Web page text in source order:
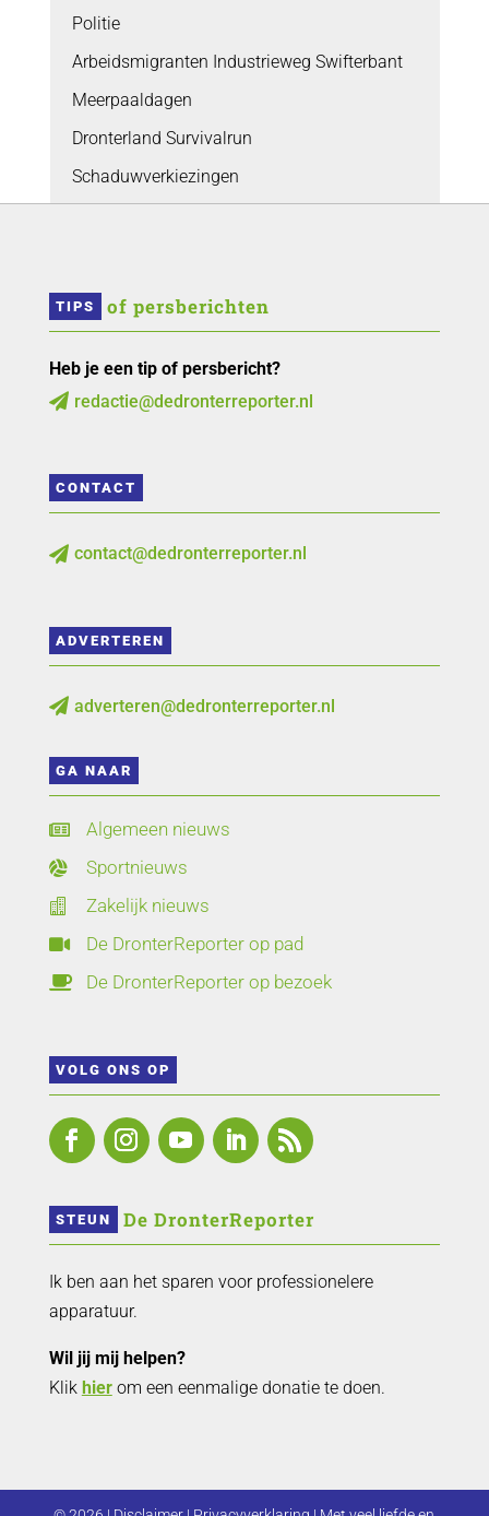
Politie
Arbeidsmigranten Industrieweg Swifterbant
Meerpaaldagen
Dronterland Survivalrun
Schaduwverkiezingen
TIPS of persberichten
Heb je een tip of persbericht?
 redactie@dedronterreporter.nl
CONTACT
 contact@dedronterreporter.nl
ADVERTEREN
 adverteren@dedronterreporter.nl
GA NAAR
 Algemeen nieuws
 Sportnieuws
 Zakelijk nieuws
 De DronterReporter op pad
 De DronterReporter op bezoek
VOLG ONS OP
STEUN De DronterReporter
Ik ben aan het sparen voor professionelere
apparatuur.
Wil jij mij helpen?
Klik hierom een eenmalige donatie te doen.